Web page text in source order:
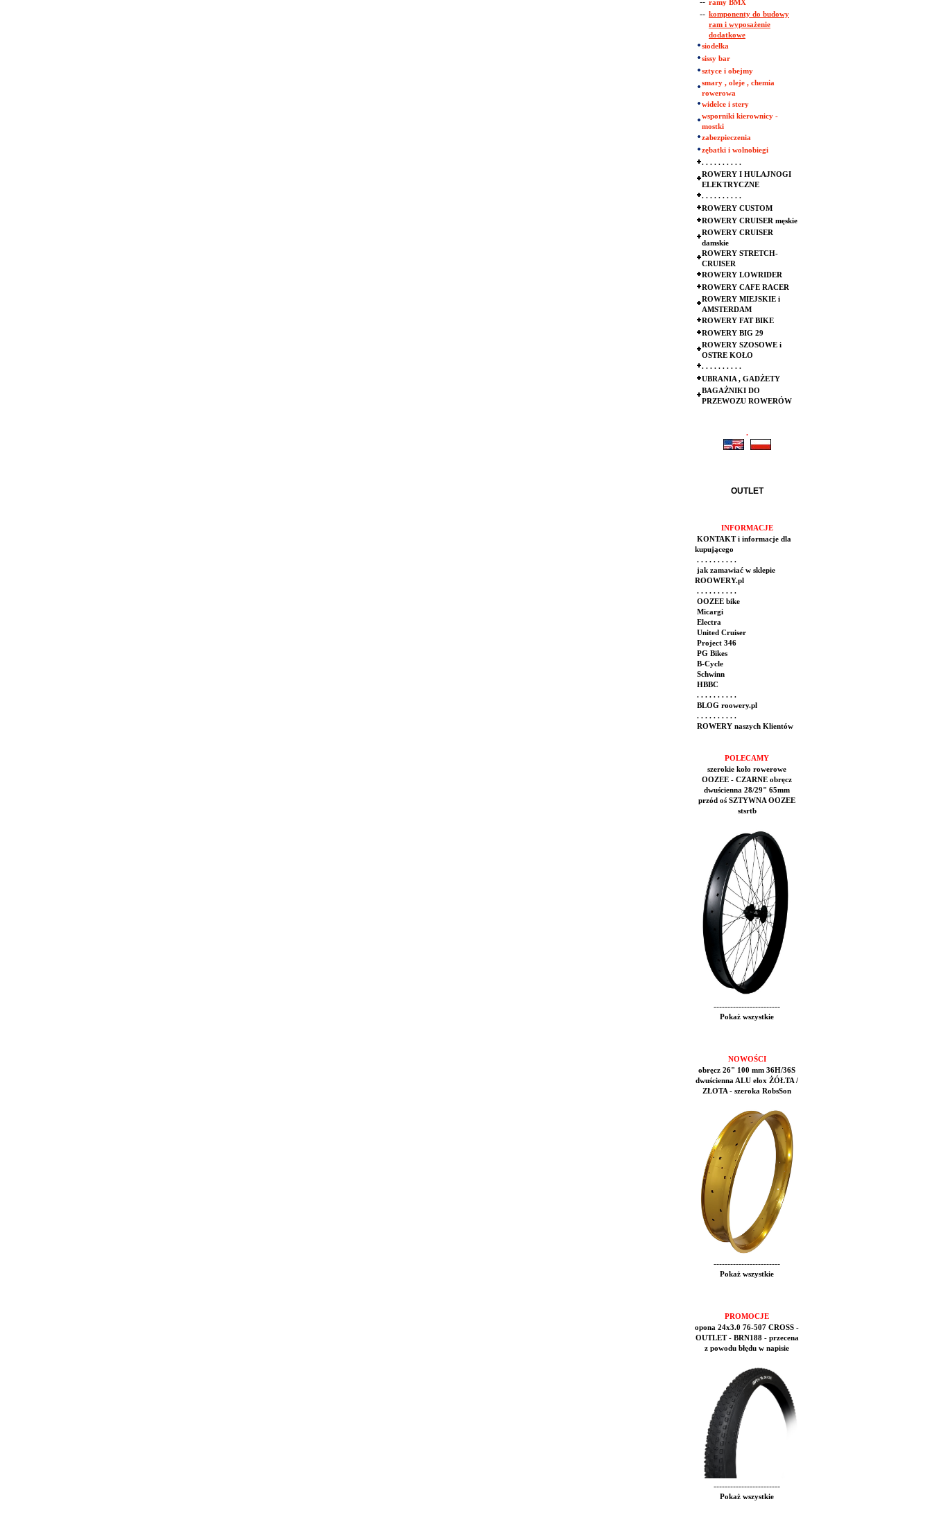
ramy BMX
-- komponenty do budowy
ram i wyposażenie
dodatkowe
siodełka
sissy bar
sztyce i obejmy
smary , oleje , chemia
rowerowa
widelce i stery
wsporniki kierownicy -
mostki
zabezpieczenia
zębatki i wolnobiegi
. . . . . . . . . .
ROWERY I HULAJNOGI
ELEKTRYCZNE
. . . . . . . . . .
ROWERY CUSTOM
ROWERY CRUISER męskie
ROWERY CRUISER
damskie
ROWERY STRETCH-
CRUISER
ROWERY LOWRIDER
ROWERY CAFE RACER
ROWERY MIEJSKIE i
AMSTERDAM
ROWERY FAT BIKE
ROWERY BIG 29
ROWERY SZOSOWE i
OSTRE KOŁO
. . . . . . . . . .
UBRANIA , GADŻETY
BAGAŻNIKI DO
PRZEWOZU ROWERÓW
.
OUTLET
INFORMACJE
KONTAKT i informacje dla
kupującego
. . . . . . . . . .
jak zamawiać w sklepie
ROOWERY.pl
. . . . . . . . . .
OOZEE bike
Micargi
Electra
United Cruiser
Project 346
PG Bikes
B-Cycle
Schwinn
HBBC
. . . . . . . . . .
BLOG roowery.pl
. . . . . . . . . .
ROWERY naszych Klientów
POLECAMY
szerokie koło rowerowe
OOZEE - CZARNE obręcz
dwuścienna 28/29" 65mm
przód oś SZTYWNA OOZEE
stsrtb
------------------------
Pokaż wszystkie
NOWOŚCI
obręcz 26" 100 mm 36H/36S
dwuścienna ALU elox ŻÓŁTA /
ZŁOTA - szeroka RobsSon
------------------------
Pokaż wszystkie
PROMOCJE
opona 24x3.0 76-507 CROSS -
OUTLET - BRN188 - przecena
z powodu błędu w napisie
------------------------
Pokaż wszystkie